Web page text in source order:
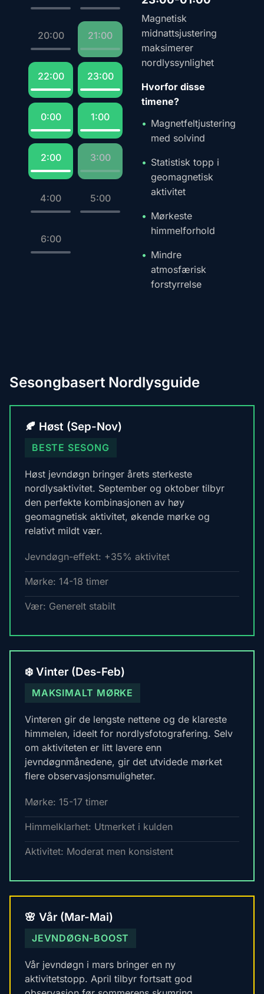
20:00 21:00
22:00 23:00
0:00 1:00
2:00 3:00
4:00 5:00
6:00
Magnetisk
midnattsjustering
maksimerer
nordlyssynlighet
Hvorfor disse
timene?
Magnetfeltjustering
med solvind
Statistisk topp i
geomagnetisk
aktivitet
Mørkeste
himmelforhold
Mindre
atmosfærisk
forstyrrelse
Sesongbasert Nordlysguide
🍂 Høst (Sep-Nov)
BESTE SESONG
Høst jevndøgn bringer årets sterkeste
nordlysaktivitet. September og oktober tilbyr
den perfekte kombinasjonen av høy
geomagnetisk aktivitet, økende mørke og
relativt mildt vær.
Jevndøgn-effekt: +35% aktivitet
Mørke: 14-18 timer
Vær: Generelt stabilt
❄️ Vinter (Des-Feb)
MAKSIMALT MØRKE
Vinteren gir de lengste nettene og de klareste
himmelen, ideelt for nordlysfotografering. Selv
om aktiviteten er litt lavere enn
jevndøgnmånedene, gir det utvidede mørket
flere observasjonsmuligheter.
Mørke: 15-17 timer
Himmelklarhet: Utmerket i kulden
Aktivitet: Moderat men konsistent
🌸 Vår (Mar-Mai)
JEVNDØGN-BOOST
Vår jevndøgn i mars bringer en ny
aktivitetstopp. April tilbyr fortsatt god